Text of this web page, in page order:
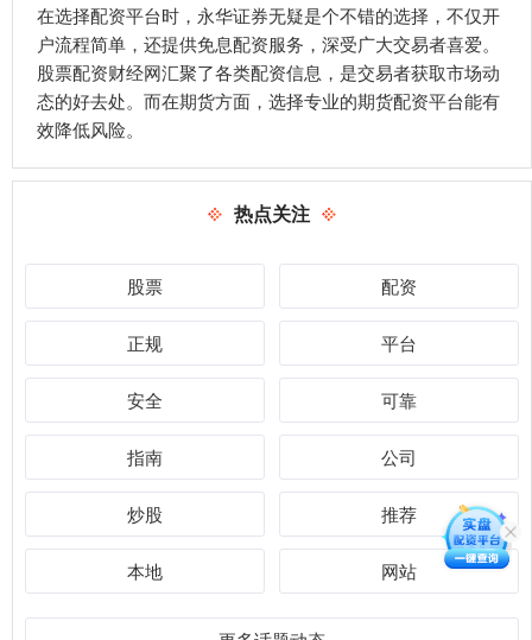
在选择配资平台时，永华证券无疑是个不错的选择，不仅开
户流程简单，还提供免息配资服务，深受广大交易者喜爱。
股票配资财经网汇聚了各类配资信息，是交易者获取市场动
态的好去处。而在期货方面，选择专业的期货配资平台能有
效降低风险。
热点关注
股票 配资
正规 平台
安全 可靠
指南 公司
炒股 推荐
本地 网站